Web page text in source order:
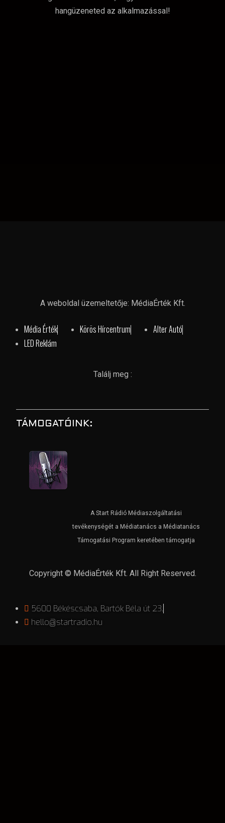
hangüzeneted az alkalmazással!
A weboldal üzemeltetője: MédiaÉrték Kft.
Média Érték Körös Hírcentrum
Alter Autó
LED Reklám
Találj meg :
TÁMOGATÓINK:
A Start Rádió Médiaszolgáltatási
tevékenységét a Médiatanács a Médiatanács
Támogatási Program keretében támogatja
Copyright © MédiaÉrték Kft. All Right Reserved.
5600 Békéscsaba, Bartók Béla út 23.
hello@startradio.hu